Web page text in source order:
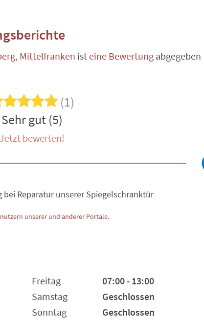
Mittelfranken ist eine Bewertung abgegeben
(1)
Sehr gut (5)
Jetzt bewerten!
Reparatur unserer Spiegelschranktür
unserer und anderer Portale.
Freitag
07:00 - 13:00
Samstag
Geschlossen
Sonntag
Geschlossen